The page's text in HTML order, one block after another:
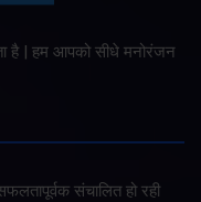
है | हम आपको सीधे मनोरंजन
संचालित हो रही